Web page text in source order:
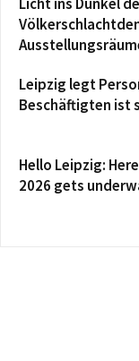
Leipzig legt
Beschäftigten ist
Hello Leipzig:
2026 gets